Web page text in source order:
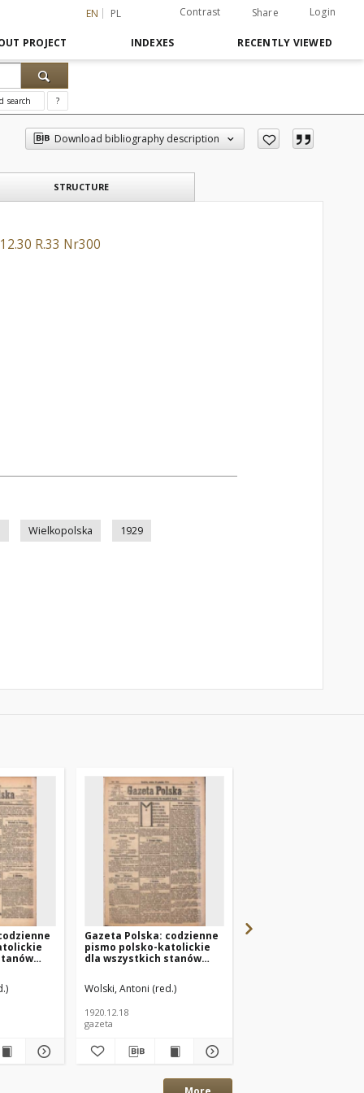
EN PL Contrast Share Login
PROJECT INDEXES RECENTLY VIEWED
search ?
Download bibliography description
STRUCTURE
R.33 Nr300
Wielkopolska 1929
Gazeta Polska: codzienne
pismo polsko-katolickie
dla wszystkich stanów
Wolski, Antoni (red.)
1920.12.18
gazeta